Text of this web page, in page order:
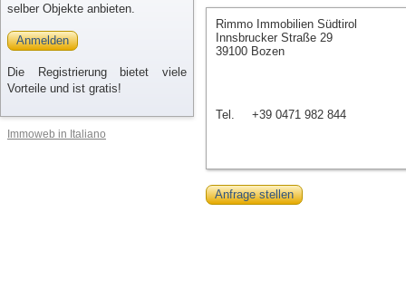
selber Objekte anbieten.
Anmelden
Die Registrierung bietet viele
Vorteile und ist gratis!
Immoweb in Italiano
Rimmo Immobilien Südtirol
Innsbrucker Straße 29
39100 Bozen
Tel. +39 0471 982 844
Anfrage stellen